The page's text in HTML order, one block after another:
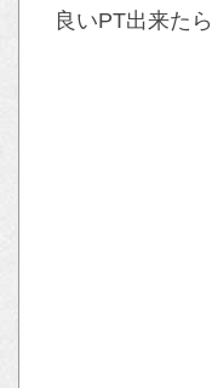
良いPT出来た